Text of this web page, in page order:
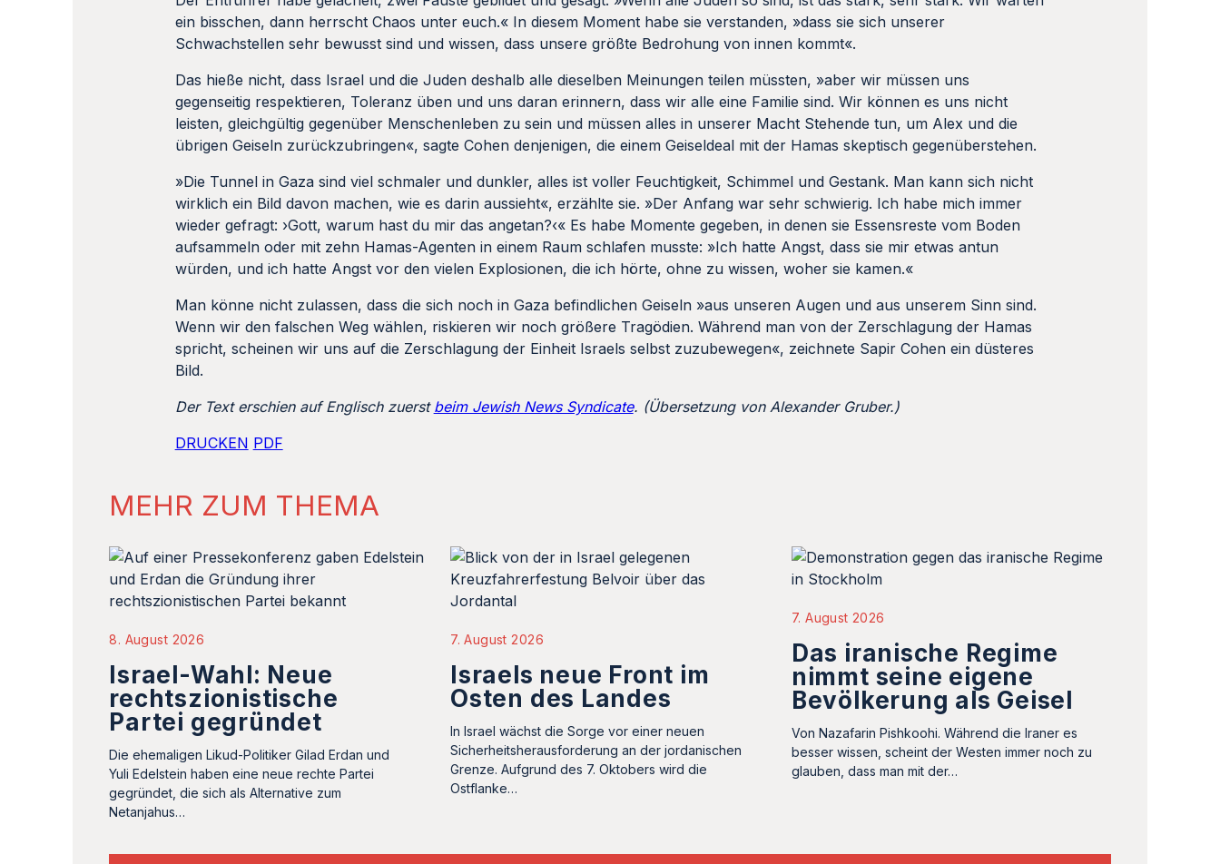
ein bisschen, dann herrscht Chaos unter euch.« In diesem Moment habe sie verstanden, »dass sie sich unserer
Schwachstellen sehr bewusst sind und wissen, dass unsere größte Bedrohung von innen kommt«.
Das hieße nicht, dass Israel und die Juden deshalb alle dieselben Meinungen teilen müssten, »aber wir müssen uns
gegenseitig respektieren, Toleranz üben und uns daran erinnern, dass wir alle eine Familie sind. Wir können es uns nicht
leisten, gleichgültig gegenüber Menschenleben zu sein und müssen alles in unserer Macht Stehende tun, um Alex und die
übrigen Geiseln zurückzubringen«, sagte Cohen denjenigen, die einem Geiseldeal mit der Hamas skeptisch gegenüberstehen.
»Die Tunnel in Gaza sind viel schmaler und dunkler, alles ist voller Feuchtigkeit, Schimmel und Gestank. Man kann sich nicht
wirklich ein Bild davon machen, wie es darin aussieht«, erzählte sie. »Der Anfang war sehr schwierig. Ich habe mich immer
wieder gefragt: ›Gott, warum hast du mir das angetan?‹« Es habe Momente gegeben, in denen sie Essensreste vom Boden
aufsammeln oder mit zehn Hamas-Agenten in einem Raum schlafen musste: »Ich hatte Angst, dass sie mir etwas antun
würden, und ich hatte Angst vor den vielen Explosionen, die ich hörte, ohne zu wissen, woher sie kamen.«
Man könne nicht zulassen, dass die sich noch in Gaza befindlichen Geiseln »aus unseren Augen und aus unserem Sinn sind.
Wenn wir den falschen Weg wählen, riskieren wir noch größere Tragödien. Während man von der Zerschlagung der Hamas
spricht, scheinen wir uns auf die Zerschlagung der Einheit Israels selbst zuzubewegen«, zeichnete Sapir Cohen ein düsteres
Bild.
Der Text erschien auf Englisch zuerst beim Jewish News Syndicate. (Übersetzung von Alexander Gruber.)
DRUCKEN PDF
MEHR ZUM THEMA
8. August 2026
Israel-Wahl: Neue
rechtszionistische
Partei gegründet
Die ehemaligen Likud-Politiker Gilad Erdan und
Yuli Edelstein haben eine neue rechte Partei
gegründet, die sich als Alternative zum
Netanjahus…
7. August 2026
Israels neue Front im
Osten des Landes
In Israel wächst die Sorge vor einer neuen
Sicherheitsherausforderung an der jordanischen
Grenze. Aufgrund des 7. Oktobers wird die
Ostflanke…
7. August 2026
Das iranische Regime
nimmt seine eigene
Bevölkerung als Geisel
Von Nazafarin Pishkoohi. Während die Iraner es
besser wissen, scheint der Westen immer noch zu
glauben, dass man mit der…